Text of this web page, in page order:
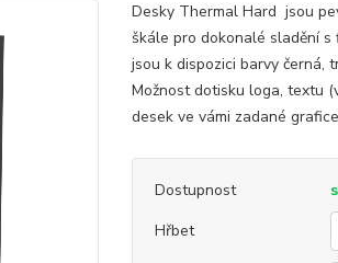
Desky Thermal Hard jsou
škále pro dokonalé sladění s
jsou k dispozici barvy černá,
Možnost dotisku loga, textu
desek ve vámi zadané
Dostupnost
Hřbet